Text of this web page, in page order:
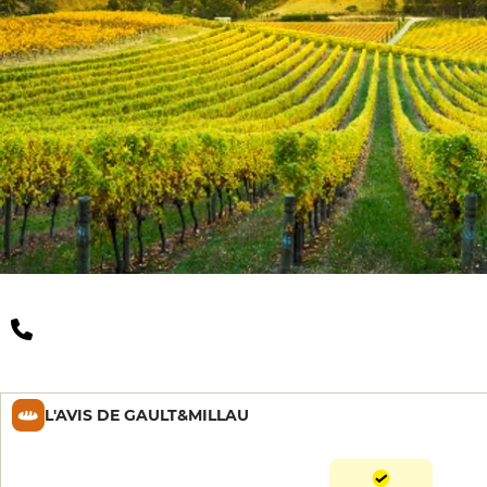
L'AVIS DE GAULT&MILLAU